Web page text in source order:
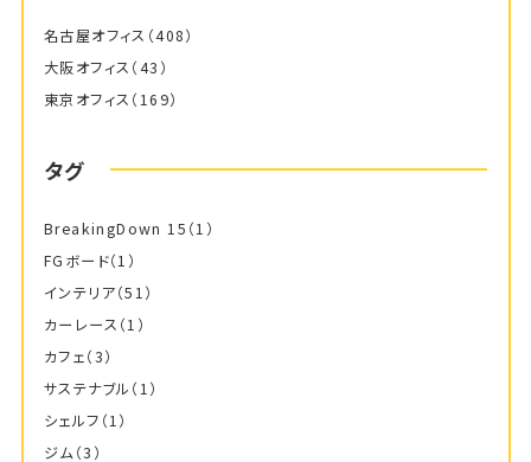
名古屋オフィス （408）
大阪オフィス （43）
東京オフィス （169）
タグ
BreakingDown 15 （1）
FGボード（1）
インテリア（51）
カーレース （1）
カフェ（3）
サステナブル （1）
シェルフ （1）
ジム（3）